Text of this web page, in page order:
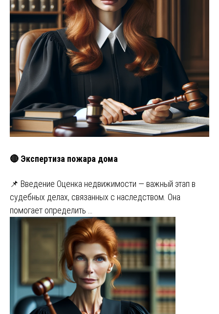
🔴 Экспертиза пожара дома
📌 Введение Оценка недвижимости — важный этап в
судебных делах, связанных с наследством. Она
помогает определить …